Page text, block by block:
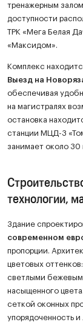
тренажерным
доступности
ТРК «Мега Белая
«Максидом».
Комплекс
Выезд на
обеспечивая
на магистралях
остановка
станции МЦД-3
занимает около 30
технологии,
Здание
современном
пропорции.
цветовых
светлыми
насыщенного
сеткой оконных
упорядоченность